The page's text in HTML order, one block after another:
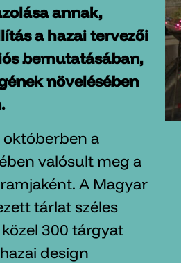
annak,
a hazai tervezői
bemutatásában,
növelésében
októberben a
valósult meg a
A Magyar
tárlat széles
300 tárgyat
design